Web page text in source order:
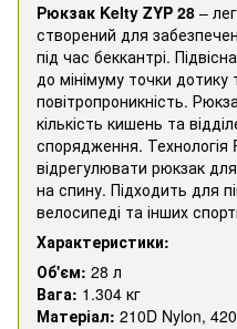
Рюкзак Kelty ZYP 28 –
створений для
під час беккантрі.
до мінімуму точки дотику
повітропроникність.
кількість кишень та
спорядження.
відрегулювати рюкзак
на спину. Підходить для
велосипеді та інших
Характеристики:
Об'єм: 28 л
Вага: 1.304 кг
Матеріал: 210D Nylon,